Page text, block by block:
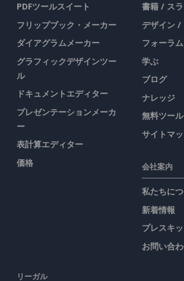
PDFツールスイート
フリップブック・メーカー
ダイアグラムメーカー
グラフィックデザインツー
ル
ドキュメントエディター
プレゼンテーションメーカ
ー
表計算エディター
価格
書籍 / ス
デザイン /
フォーラム
学ぶ
ブログ
ナレッジ
無料ツール
サイトマ
会社案内
私たちに
新着情報
プレスキッ
お問い合
リーガル